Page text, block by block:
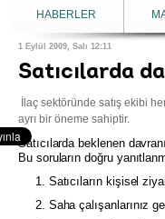
HABERLER
1 Eylül 2009, Salı 12:11
Satıcılarda
İlaç sektöründe satış ekibi
ayrı bir öneme sahiptir.
Satıcılarda beklenen
Bu soruların doğru
1. Satıcıların kişisel
2. Saha çalışanlarınız